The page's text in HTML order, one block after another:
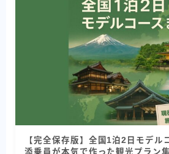
【完全保存版】全国1泊2日モデル
添乗員が本気で作った観光プラン